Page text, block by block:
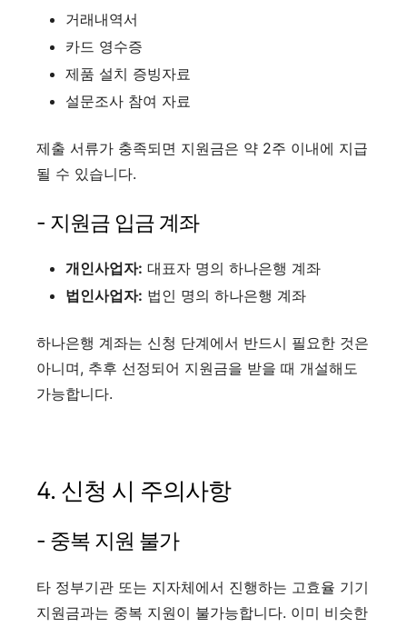
거래내역서
카드 영수증
제품 설치 증빙자료
설문조사 참여 자료
제출 서류가 충족되면 지원금은 약 2주 이내에 지급
될 수 있습니다.
- 지원금 입금 계좌
개인사업자: 대표자 명의 하나은행 계좌
법인사업자: 법인 명의 하나은행 계좌
하나은행 계좌는 신청 단계에서 반드시 필요한 것은
아니며, 추후 선정되어 지원금을 받을 때 개설해도
가능합니다.
4. 신청 시 주의사항
- 중복 지원 불가
타 정부기관 또는 지자체에서 진행하는 고효율 기기
지원금과는 중복 지원이 불가능합니다. 이미 비슷한